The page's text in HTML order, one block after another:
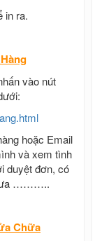
ra.
vào nút
hoặc Email
và xem tình
duyệt đơn, có
………..
Chữa